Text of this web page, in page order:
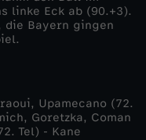
linke Eck ab (90.+3).
die Bayern gingen
Upamecano (72.
Goretzka, Coman
Tel) - Kane